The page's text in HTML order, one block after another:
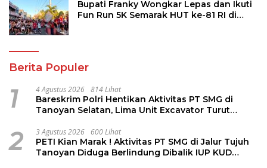
Bupati Franky Wongkar Lepas dan Ikuti
Fun Run 5K Semarak HUT ke-81 RI di
Berita Populer
1 4 Agustus 2026 814 Lihat
Bareskrim Polri Hentikan Aktivitas PT SMG di
Tanoyan Selatan, Lima Unit Excavator Turut
2 3 Agustus 2026 600 Lihat
PETI Kian Marak ! Aktivitas PT SMG di Jalur Tujuh
Tanoyan Diduga Berlindung Dibalik IUP KUD